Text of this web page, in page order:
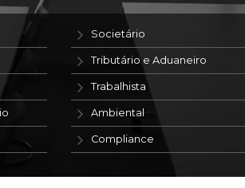
Societário
Tributário e Aduaneiro
Trabalhista
Ambiental
Compliance